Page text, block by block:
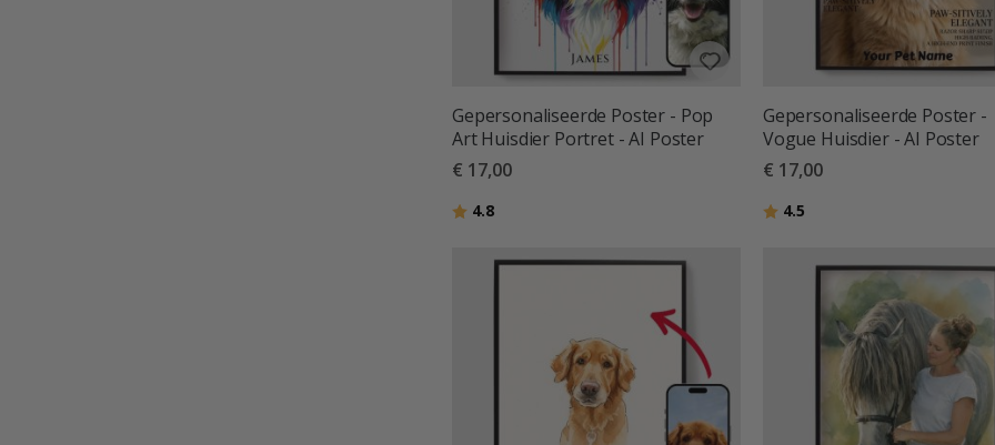
Gepersonaliseerde Poster - Pop
Art Huisdier Portret - AI Poster
€ 17,00
Beoordeling:
4.8
Gepersonaliseerde Poster -
Vogue Huisdier - AI Poster
€ 17,00
Beoordeling:
4.5